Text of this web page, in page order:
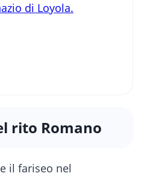
di Loyola.
rito Romano